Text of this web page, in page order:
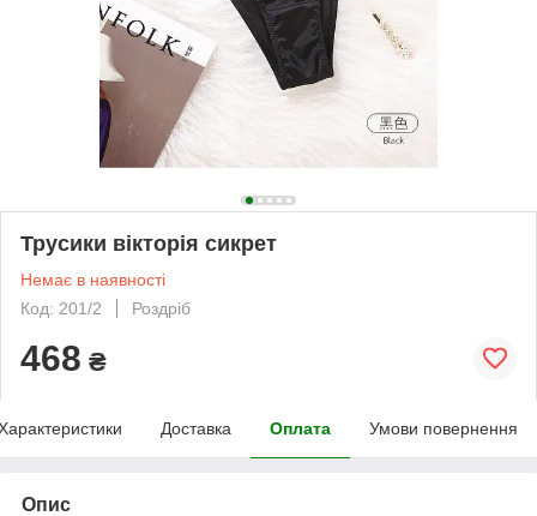
Трусики вікторія сикрет
Немає в наявності
Код: 201/2
Роздріб
468 ₴
Доставка Оплата Умови повернення
Опис